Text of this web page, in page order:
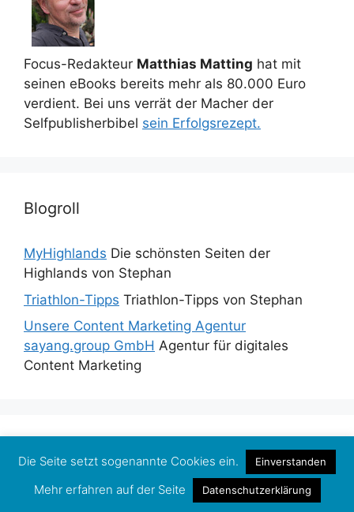
Focus-Redakteur Matthias Matting hat mit
seinen eBooks bereits mehr als 80.000 Euro
verdient. Bei uns verrät der Macher der
Selfpublisherbibel sein Erfolgsrezept.
Blogroll
MyHighlands Die schönsten Seiten der
Highlands von Stephan
Triathlon-Tipps Triathlon-Tipps von Stephan
Unsere Content Marketing Agentur
sayang.group GmbH Agentur für digitales
Content Marketing
Medienrecht: Tipps vom Anwalt für Blogger und
Journalisten im Netz.
Die Seite setzt sogenannte Cookies ein. Einverstanden
Mehr erfahren auf der Seite Datenschutzerklärung